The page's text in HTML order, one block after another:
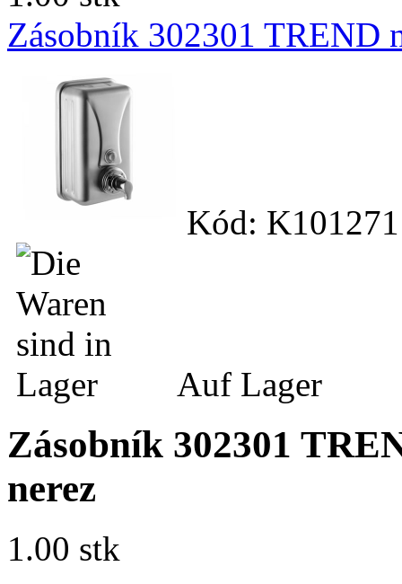
Zásobník 302301 TREND
Kód: K101271
Auf Lager
Zásobník 302301
nerez
1.00 stk